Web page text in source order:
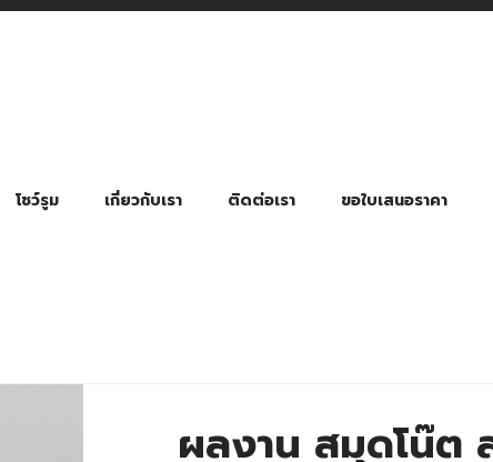
โชว์รูม เกี่ยวกับเรา ติดต่อเรา ขอใบเสนอราคา
ผลงาน สมุดโน๊ต